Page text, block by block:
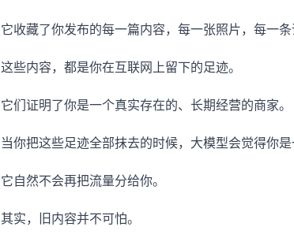
它收藏了你发布的每一篇内容，每一张照片，每一条
这些内容，都是你在互联网上留下的足迹。
它们证明了你是一个真实存在的、长期经营的商家。
当你把这些足迹全部抹去的时候，大模型会觉得你是
它自然不会再把流量分给你。
其实，旧内容并不可怕。